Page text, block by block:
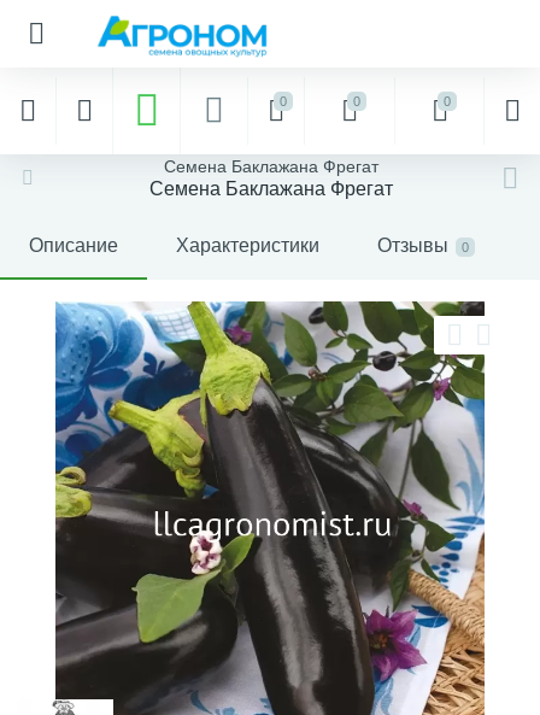
0 0 0
Семена Баклажана Фрегат
Семена Баклажана Фрегат
Описание Характеристики Отзывы 0